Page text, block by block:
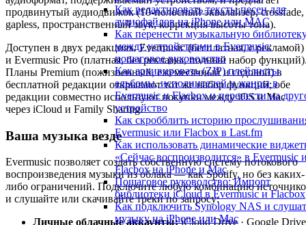
Как редактировать тексты песен для
аудиофайлов на iPhone или MAC
Как перенести музыкальную
между устройствами в Evermusic:
пошаговое руководство
Как архивировать (ZIP) плейлисты,
альбомы, исполнителей и жанры в
Evermusic и Flacbox и перенести на
устройство
Как скробблить историю
Evermusic или Flacbox в Last.fm
Как использовать динамические
«Сейчас воспроизводится» в Evermusic
Flacbox на iPhone и Mac
Пошаговое руководство: Импорт
библиотеки iCloud в Evermusic и Flacbox
Как подключить Synology NAS и
музыку на iPhone или Mac
продвинутый аудиодвижок (10-полосный эквалайзер, crossfade,
gapless, пространственный звук, коррекция высоты тона).
Доступен в двух редакциях: Evermusic (бесплатная, с рекламой)
и Evermusic Pro (платная, без рекламы, полный набор
Планы Premium (пожизненный, ежемесячный и годовой) в
бесплатной редакции открывают тот же набор функций; обе
редакции совместно используют покупки между iOS и Mac
через iCloud и Family Sharing.
Ваша музыка везде
Evermusic позволяет создать собственную систему потокового
воспроизведения музыки из облака — как Spotify, но без каких-
либо ограничений. Подключите любую комбинацию
и слушайте или скачивайте треки по запросу:
Личные облачные аккаунты:iCloud Drive · Google Drive